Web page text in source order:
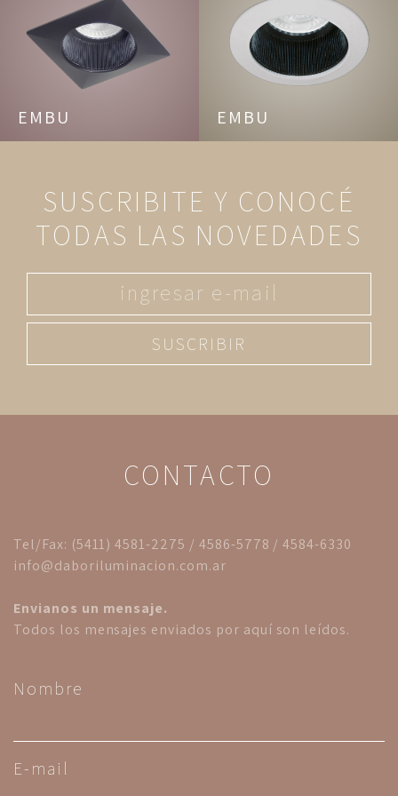
EMBU EMBU
SUSCRIBITE Y CONOCÉ
TODAS LAS NOVEDADES
SUSCRIBIR
CONTACTO
Tel/Fax: (5411) 4581-2275 / 4586-5778 / 4584-6330
info@daboriluminacion.com.ar
Envianos un mensaje.
Todos los mensajes enviados por aquí son leídos.
Nombre
E-mail